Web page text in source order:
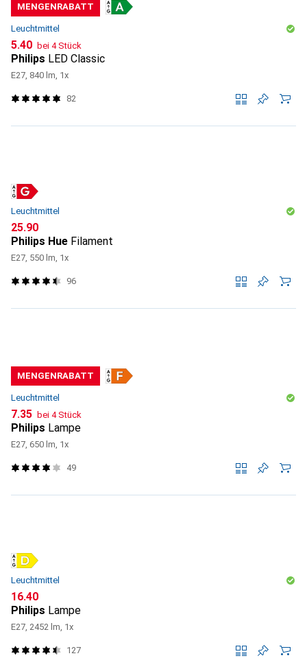
MENGENRABATT
Leuchtmittel
CHF
5.40 bei 4 Stück
Philips LED Classic
E27, 840 lm, 1x
82
Leuchtmittel
CHF
25.90
Philips Hue Filament
E27, 550 lm, 1x
96
MENGENRABATT
Leuchtmittel
CHF
7.35 bei 4 Stück
Philips Lampe
E27, 650 lm, 1x
49
Leuchtmittel
CHF
16.40
Philips Lampe
E27, 2452 lm, 1x
127